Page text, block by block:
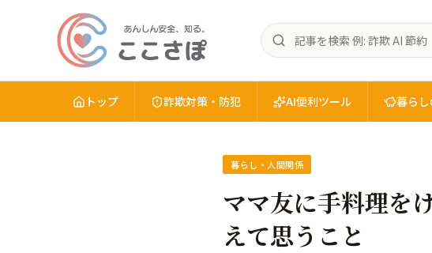
あ
記
事
トップ 詐欺対策・防犯 AI便利ツール 暮ら
暮らし・人間関係
ママ友に手料理を
えて思うこと